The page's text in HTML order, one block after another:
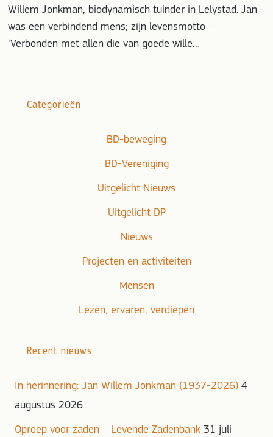
Willem Jonkman, biodynamisch tuinder in Lelystad. Jan
was een verbindend mens; zijn levensmotto —
‘Verbonden met allen die van goede wille…
Categorieën
BD-beweging
BD-Vereniging
Uitgelicht Nieuws
Uitgelicht DP
Nieuws
Projecten en activiteiten
Mensen
Lezen, ervaren, verdiepen
Recent nieuws
In herinnering: Jan Willem Jonkman (1937-2026) 4
augustus 2026
Oproep voor zaden – Levende Zadenbank 31 juli